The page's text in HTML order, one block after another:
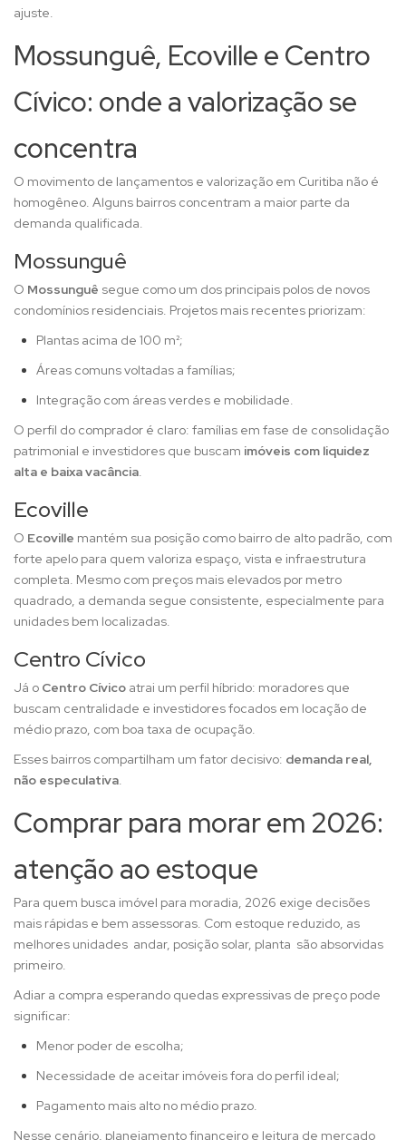
ajuste.
Mossunguê, Ecoville e Centro
Cívico: onde a valorização se
concentra
O movimento de lançamentos e valorização em Curitiba não é
homogêneo. Alguns bairros concentram a maior parte da
demanda qualificada.
Mossunguê
O Mossunguê segue como um dos principais polos de novos
condomínios residenciais. Projetos mais recentes priorizam:
Plantas acima de 100 m²;
Áreas comuns voltadas a famílias;
Integração com áreas verdes e mobilidade.
O perfil do comprador é claro: famílias em fase de consolidação
patrimonial e investidores que buscam imóveis com liquidez
alta e baixa vacância.
Ecoville
O Ecoville mantém sua posição como bairro de alto padrão, com
forte apelo para quem valoriza espaço, vista e infraestrutura
completa. Mesmo com preços mais elevados por metro
quadrado, a demanda segue consistente, especialmente para
unidades bem localizadas.
Centro Cívico
Já o Centro Cívico atrai um perfil híbrido: moradores que
buscam centralidade e investidores focados em locação de
médio prazo, com boa taxa de ocupação.
Esses bairros compartilham um fator decisivo: demanda real,
não especulativa.
Comprar para morar em 2026:
atenção ao estoque
Para quem busca imóvel para moradia, 2026 exige decisões
mais rápidas e bem assessoras. Com estoque reduzido, as
melhores unidades andar, posição solar, planta são absorvidas
primeiro.
Adiar a compra esperando quedas expressivas de preço pode
significar:
Menor poder de escolha;
Necessidade de aceitar imóveis fora do perfil ideal;
Pagamento mais alto no médio prazo.
Nesse cenário, planejamento financeiro e leitura de mercado